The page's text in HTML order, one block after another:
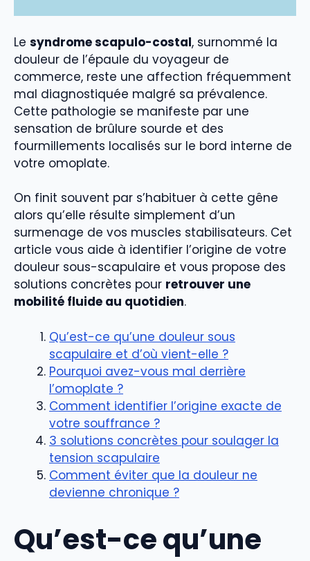
Le syndrome scapulo-costal, surnommé la
douleur de l’épaule du voyageur de
commerce, reste une affection fréquemment
mal diagnostiquée malgré sa prévalence.
Cette pathologie se manifeste par une
sensation de brûlure sourde et des
fourmillements localisés sur le bord interne de
votre omoplate.
On finit souvent par s’habituer à cette gêne
alors qu’elle résulte simplement d’un
surmenage de vos muscles stabilisateurs. Cet
article vous aide à identifier l’origine de votre
douleur sous-scapulaire et vous propose des
solutions concrètes pour retrouver une
mobilité fluide au quotidien.
Qu’est-ce qu’une douleur sous
scapulaire et d’où vient-elle ?
Pourquoi avez-vous mal derrière
l’omoplate ?
Comment identifier l’origine exacte de
votre souffrance ?
3 solutions concrètes pour soulager la
tension scapulaire
Comment éviter que la douleur ne
devienne chronique ?
Qu’est-ce qu’une